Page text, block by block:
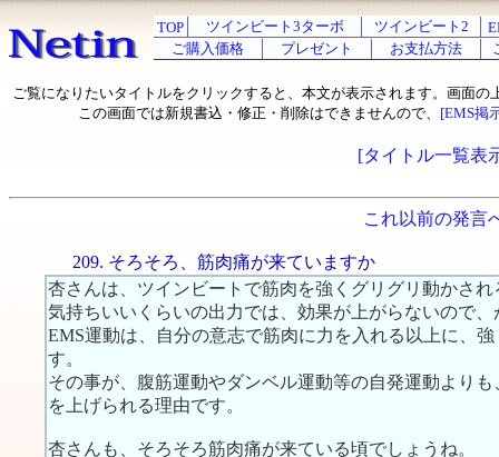
TOP ツインビート3ターボ ツインビート2
ご購入価格
プレゼント お支払方法
ご覧になりたいタイトルをクリックすると、本文が表示されます。画面の
この画面では新規書込・修正・削除はできませんので、 [EMS掲
[タイトル一覧表
これ以前の発言
209. そろそろ、筋肉痛が来ていますか
杏さんは、ツインビートで筋肉を強くグリグリ動かさ
気持ちいいくらいの出力では、効果が上がらないので
EMS運動は、自分の意志で筋肉に力を入れる以上に、
す。
その事が、腹筋運動やダンベル運動等の自発運動より
を上げられる理由です。
杏さんも、そろそろ筋肉痛が来ている頃でしょうね。